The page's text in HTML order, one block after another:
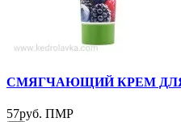
СМЯГЧАЮЩИЙ КРЕМ ДЛЯ
57руб. ПМР